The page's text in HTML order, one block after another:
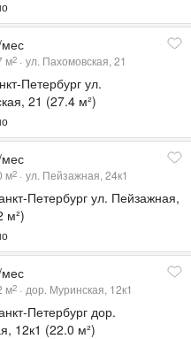
м2 ул. Пахомовская, 21
Петербург ул.
21 (27.4 м²)
м2 ул. Пейзажная, 24к1
Петербург ул. Пейзажная,
м²)
м2 дор. Муринская, 12к1
Петербург дор.
12к1 (22.0 м²)